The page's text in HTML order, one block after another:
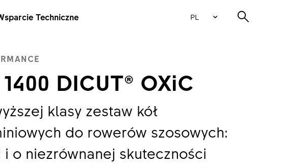
Techniczne PL
DICUT® OXiC
klasy zestaw kół
do rowerów szosowych:
i o niezrównanej skuteczności